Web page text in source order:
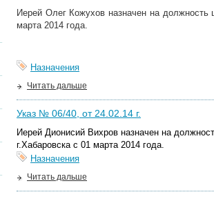
Иерей Олег Кожухов назначен на должность
марта 2014 года.
Назначения
Читать дальше
Указ № 06/40, от 24.02.14 г.
Иерей Дионисий Вихров назначен на
г.Хабаровска с 01 марта 2014 года.
Назначения
Читать дальше